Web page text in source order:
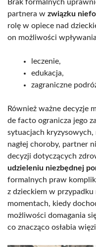
Brak formalnych
partnera w związku
rolę w opiece nad
on możliwości
leczenie,
edukacja,
zagraniczne
Również ważne decyzje
de facto ogranicza jego
sytuacjach kryzysowych,
nagłej choroby, partner
decyzji dotyczących
udzieleniu niezbędnej
formalnych praw
z dzieckiem w przypadku
momentach, kiedy
możliwości domagania
co znacząco osłabia